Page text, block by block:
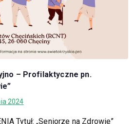
– Profilaktyczne pn.
2024
Tytuł: „Seniorze na Zdrowie”